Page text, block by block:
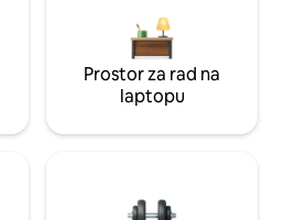
Prostor za rad na
laptopu